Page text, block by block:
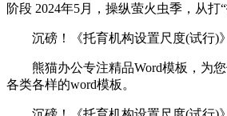
阶段 2024年5月，操纵萤火虫季，从打
沉磅！《托育机构设置尺度(试行)》
熊猫办公专注精品Word模板，为您
各类各样的word模板。